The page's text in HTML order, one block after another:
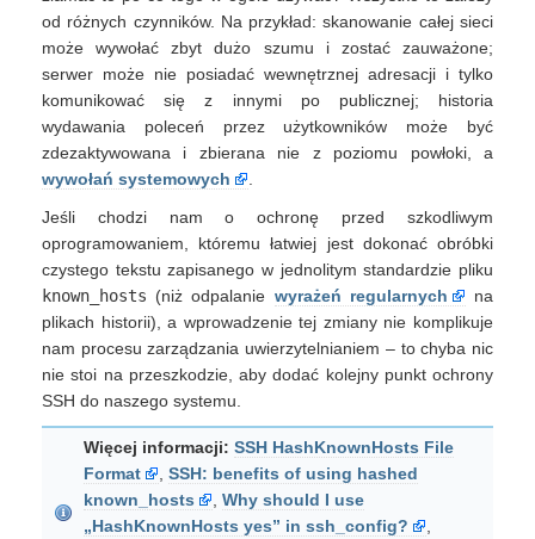
od różnych czynników. Na przykład: skanowanie całej sieci
może wywołać zbyt dużo szumu i zostać zauważone;
serwer może nie posiadać wewnętrznej adresacji i tylko
komunikować się z innymi po publicznej; historia
wydawania poleceń przez użytkowników może być
zdezaktywowana i zbierana nie z poziomu powłoki, a
wywołań systemowych
Jeśli chodzi nam o ochronę przed szkodliwym
oprogramowaniem, któremu łatwiej jest dokonać obróbki
czystego tekstu zapisanego w jednolitym standardzie pliku
known_hosts (niż odpalanie wyrażeń regularnych
na
plikach historii), a wprowadzenie tej zmiany nie komplikuje
nam procesu zarządzania uwierzytelnianiem – to chyba nic
nie stoi na przeszkodzie, aby dodać kolejny punkt ochrony
SSH do naszego systemu.
Więcej informacji: SSH HashKnownHosts File
Format
SSH: benefits of using hashed
known_hosts
Why should I use
„HashKnownHosts yes” in ssh_config?